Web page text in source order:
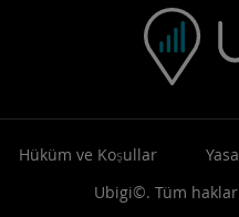
Hüküm ve Koşullar
Ubigi©. Tüm